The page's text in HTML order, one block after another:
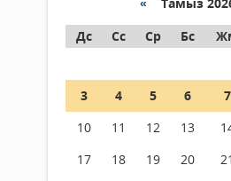
Дс
Сс Ср Бс
3
4 5 6 7
10
11 12 13
17
18 19 20 21